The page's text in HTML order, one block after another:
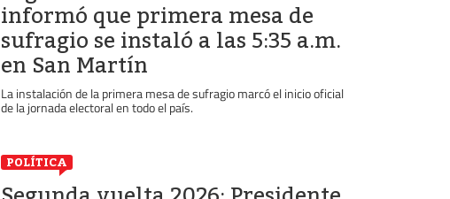
informó que primera mesa de
sufragio se instaló a las 5:35 a.m.
en San Martín
La instalación de la primera mesa de sufragio marcó el inicio oficial
de la jornada electoral en todo el país.
POLÍTICA